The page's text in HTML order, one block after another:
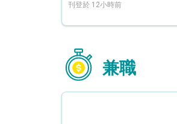
刊登於 12小時前
兼職